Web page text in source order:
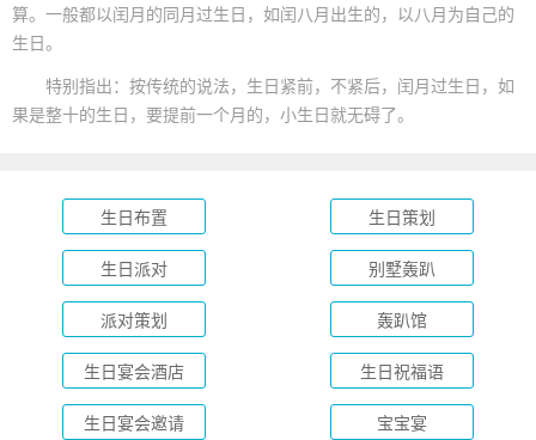
算。一般都以闰月的同月过生日，如闰八月出生的，以八月为自己的
生日。
特别指出：按传统的说法，生日紧前，不紧后，闰月过生日，如
果是整十的生日，要提前一个月的，小生日就无碍了。
生日布置 生日策划
生日派对 别墅轰趴
派对策划 轰趴馆
生日宴会酒店 生日祝福语
生日宴会邀请 宝宝宴